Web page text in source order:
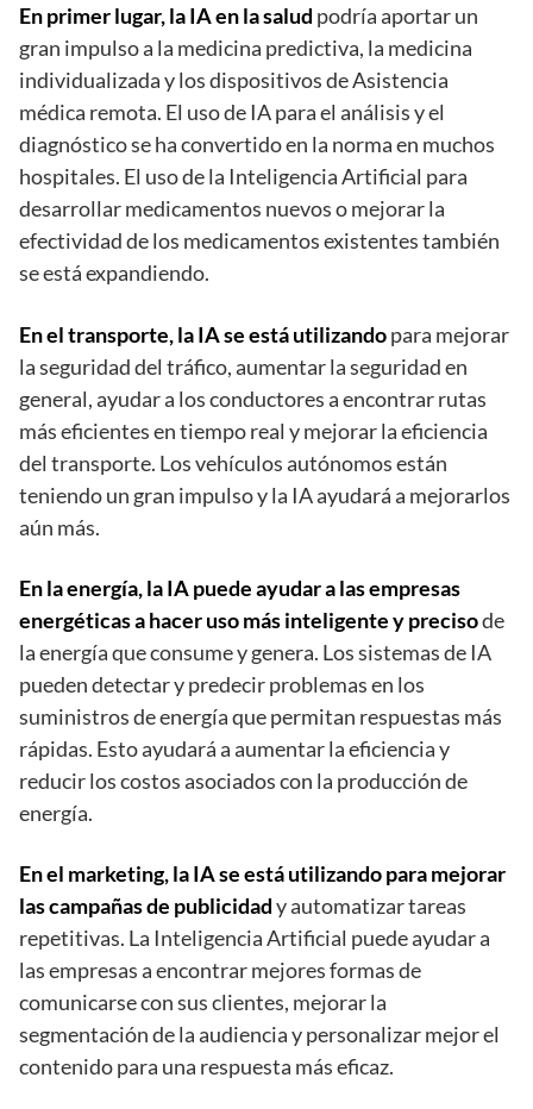
En primer lugar, la IA en la salud podría aportar un
gran impulso a la medicina predictiva, la medicina
individualizada y los dispositivos de Asistencia
médica remota. El uso de IA para el análisis y el
diagnóstico se ha convertido en la norma en muchos
hospitales. El uso de la Inteligencia Artificial para
desarrollar medicamentos nuevos o mejorar la
efectividad de los medicamentos existentes también
se está expandiendo.
En el transporte, la IA se está utilizandopara mejorar
la seguridad del tráfico, aumentar la seguridad en
general, ayudar a los conductores a encontrar rutas
más eficientes en tiempo real y mejorar la eficiencia
del transporte. Los vehículos autónomos están
teniendo un gran impulso y la IA ayudará a mejorarlos
aún más.
En la energía, la IA puede ayudar a las empresas
energéticas a hacer uso más inteligente y precisode
la energía que consume y genera. Los sistemas de IA
pueden detectar y predecir problemas en los
suministros de energía que permitan respuestas más
rápidas. Esto ayudará a aumentar la eficiencia y
reducir los costos asociados con la producción de
energía.
En el marketing, la IA se está utilizando para mejorar
las campañas de publicidady automatizar tareas
repetitivas. La Inteligencia Artificial puede ayudar a
las empresas a encontrar mejores formas de
comunicarse con sus clientes, mejorar la
segmentación de la audiencia y personalizar mejor el
contenido para una respuesta más eficaz.